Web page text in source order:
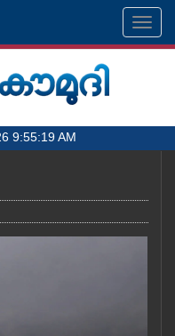
9:55:19 AM